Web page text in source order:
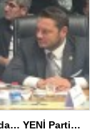
“Çerçeve Yasa” teklifi Adalet Komisyonu’nda… YENİ Partili Tanrıkulu: Bir insana ‘Silahını bırak, ülkene dön, siyasal ve toplumsal hayata katıl’ diyorsanız, o insan kapıdan içeri girdiğinde başına ne geleceğini bilmelidir